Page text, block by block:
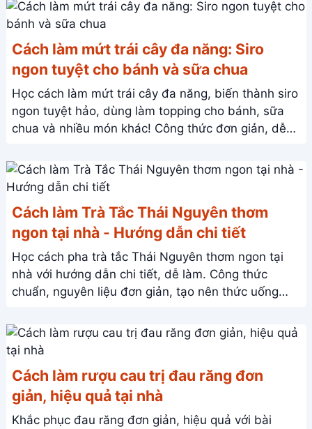
Cách làm mứt trái cây đa năng: Siro
ngon tuyệt cho bánh và sữa chua
Học cách làm mứt trái cây đa năng, biến thành siro
ngon tuyệt hảo, dùng làm topping cho bánh, sữa
chua và nhiều món khác! Công thức đơn giản, dễ
Cách làm Trà Tắc Thái Nguyên thơm
ngon tại nhà - Hướng dẫn chi tiết
Học cách pha trà tắc Thái Nguyên thơm ngon tại
nhà với hướng dẫn chi tiết, dễ làm. Công thức
chuẩn, nguyên liệu đơn giản, tạo nên thức uống
Cách làm rượu cau trị đau răng đơn
giản, hiệu quả tại nhà
Khắc phục đau răng đơn giản, hiệu quả với bài